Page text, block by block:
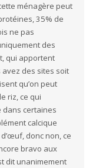
ménagère peut
35% de
ne pas
des
qui apportent
avez des sites soit
qu’on peut
riz, ce qui
dans certaines
calcique
donc non, ce
bravo aux
dit unanimement